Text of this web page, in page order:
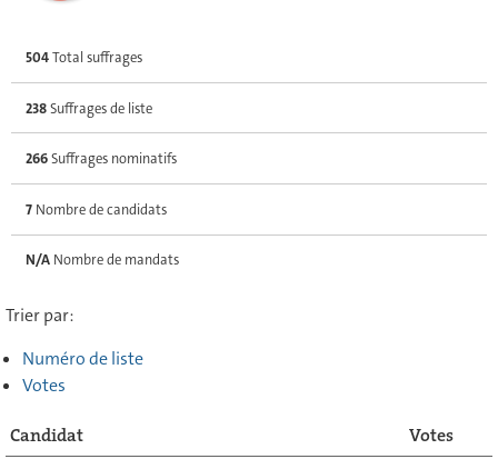
504Total suffrages
238Suffrages de liste
266Suffrages nominatifs
7Nombre de candidats
N/ANombre de mandats
Trier par:
Numéro de liste
Votes
Candidat Votes